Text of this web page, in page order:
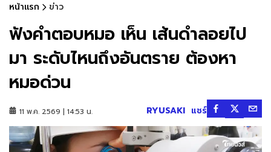
หน้าแรก ข่าว
ฟังคำตอบหมอ เห็น เส้นดำลอยไป
มา ระดับไหนถึงอันตราย ต้องหา
หมอด่วน
11 พ.ค. 2569 | 14:53 น. RYUSAKI แชร์